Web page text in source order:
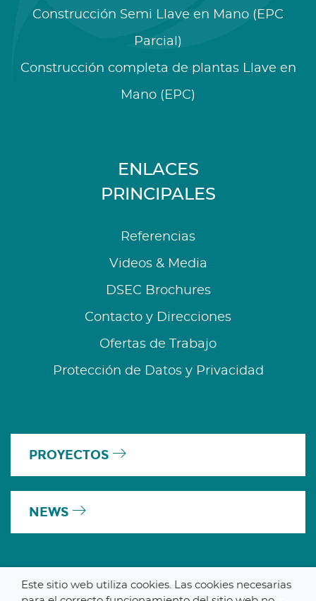
Construcción Semi Llave en Mano (EPC
Parcial)
Construcción completa de plantas Llave en
Mano (EPC)
ENLACES
PRINCIPALES
Referencias
Videos & Media
DSEC Brochures
Contacto y Direcciones
Ofertas de Trabajo
Protección de Datos y Privacidad
PROYECTOS
NEWS
Este sitio web utiliza cookies. Las cookies necesarias